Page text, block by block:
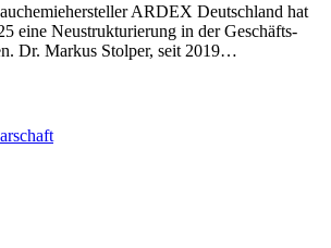
ARDEX Deutsch­land hat
eine Neu­struktur­ierung in der Ge­schäfts­
Dr. Markus Stolper, seit 2019…